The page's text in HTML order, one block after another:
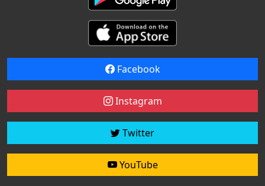
Facebook
Instagram
Twitter
YouTube